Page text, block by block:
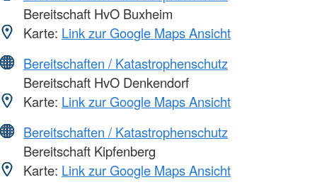
Bereitschaft HvO Buxheim
Karte: Link zur Google Maps Ansicht
Bereitschaften / Katastrophenschutz
Bereitschaft HvO Denkendorf
Karte: Link zur Google Maps Ansicht
Bereitschaften / Katastrophenschutz
Bereitschaft Kipfenberg
Karte: Link zur Google Maps Ansicht